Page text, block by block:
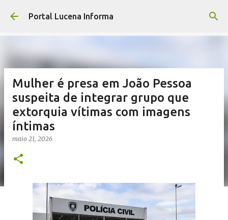
Pular para o conteúdo principal
Portal Lucena Informa
Mulher é presa em João Pessoa
suspeita de integrar grupo que
extorquia vítimas com imagens
íntimas
maio 21, 2026